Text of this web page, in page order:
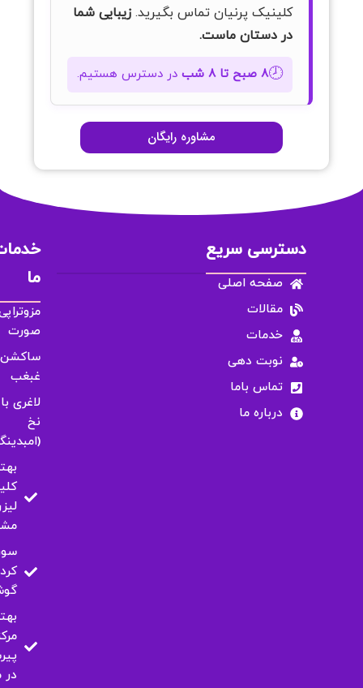
کلینیک پرنیان تماس بگیرید.زیبایی شما
در دستان ماست.
🕗۸ صبح تا ۸ شب در دسترس هستیم.
مشاوره رایگان
دسترسی سریع
صفحه اصلی
مقالات
خدمات
نوبت دهی
تماس باما
درباره ما
ما
صورت
ساکشن
غبغب
لاغری با
نخ